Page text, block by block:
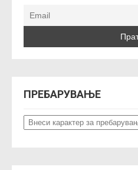
a
t
i
ПРЕБАРУВАЊЕ